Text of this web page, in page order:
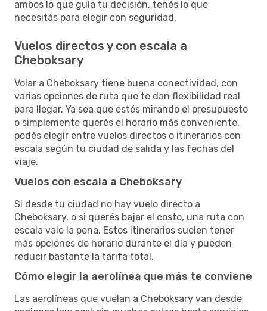
ambos lo que guía tu decisión, tenés lo que
necesitás para elegir con seguridad.
Vuelos directos y con escala a
Cheboksary
Volar a Cheboksary tiene buena conectividad, con
varias opciones de ruta que te dan flexibilidad real
para llegar. Ya sea que estés mirando el presupuesto
o simplemente querés el horario más conveniente,
podés elegir entre vuelos directos o itinerarios con
escala según tu ciudad de salida y las fechas del
viaje.
Vuelos con escala a Cheboksary
Si desde tu ciudad no hay vuelo directo a
Cheboksary, o si querés bajar el costo, una ruta con
escala vale la pena. Estos itinerarios suelen tener
más opciones de horario durante el día y pueden
reducir bastante la tarifa total.
Cómo elegir la aerolínea que más te conviene
Las aerolíneas que vuelan a Cheboksary van desde